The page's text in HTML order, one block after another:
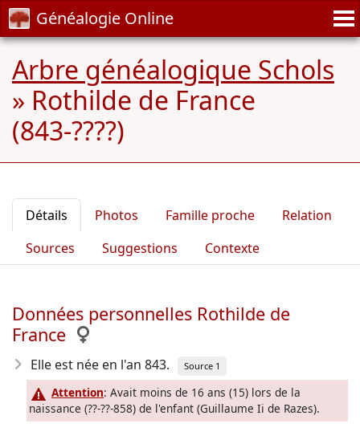
Généalogie Online
Arbre généalogique Schols
» Rothilde de France
(843-????)
Détails Photos Famille proche
Relation
Sources
Suggestions Contexte
Données personnelles Rothilde de
France
Elle est née en l'an 843. Source 1
Attention: Avait moins de 16 ans (15) lors de la
naissance (??-??-858) de l'enfant (Guillaume Ii de Razes).